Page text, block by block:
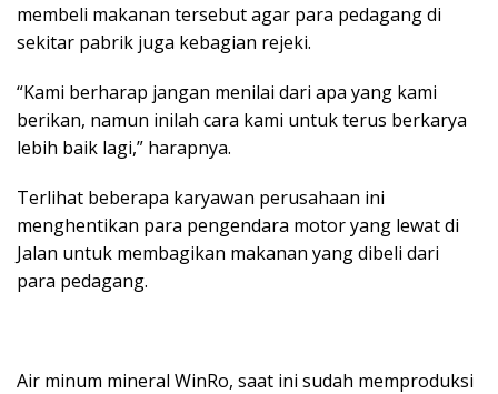
membeli makanan tersebut agar para pedagang di
sekitar pabrik juga kebagian rejeki.
“Kami berharap jangan menilai dari apa yang kami
berikan, namun inilah cara kami untuk terus berkarya
lebih baik lagi,” harapnya.
Terlihat beberapa karyawan perusahaan ini
menghentikan para pengendara motor yang lewat di
Jalan untuk membagikan makanan yang dibeli dari
para pedagang.
Air minum mineral WinRo, saat ini sudah memproduksi